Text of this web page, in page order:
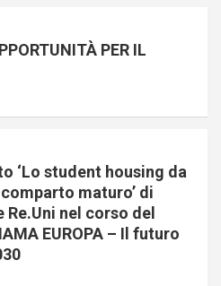
PER IL
‘Lo student housing da
maturo’ di
nel corso del
EUROPA – Il futuro